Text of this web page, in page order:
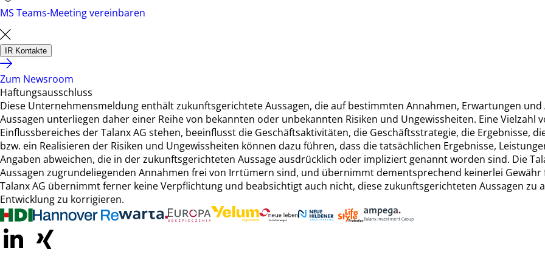
MS Teams-Meeting vereinbaren
IR Kontakte
Zum Newsroom
Haftungsausschluss
Diese Unternehmensmeldung enthält zukunftsgerichtete Aussagen, die auf bestimmten Annahmen, Erwartungen
Aussagen unterliegen daher einer Reihe von bekannten oder unbekannten Risiken und Ungewissheiten. Eine Vielzahl
Einflussbereiches der Talanx AG stehen, beeinflusst die Geschäftsaktivitäten, die Geschäftsstrategie, die Ergebnisse,
bzw. ein Realisieren der Risiken und Ungewissheiten können dazu führen, dass die tatsächlichen Ergebnisse,
Angaben abweichen, die in der zukunftsgerichteten Aussage ausdrücklich oder impliziert genannt worden sind. Die
Aussagen zugrundeliegenden Annahmen frei von Irrtümern sind, und übernimmt dementsprechend keinerlei
Talanx AG übernimmt ferner keine Verpflichtung und beabsichtigt auch nicht, diese zukunftsgerichteten Aussagen
Entwicklung zu korrigieren.